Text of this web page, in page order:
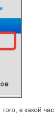
в какой